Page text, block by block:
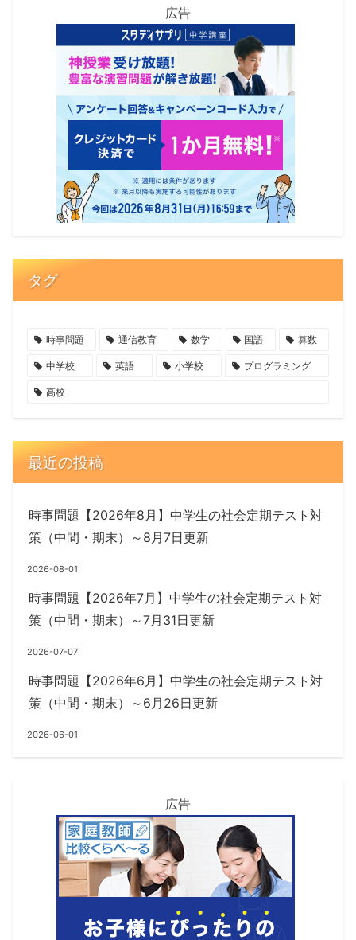
広告
タグ
時事問題 通信教育 数学 国語 算数
中学校 英語 小学校 プログラミング
高校
最近の投稿
時事問題【2026年8月】中学生の社会定期テスト対
策（中間・期末）～8月7日更新
2026-08-01
時事問題【2026年7月】中学生の社会定期テスト対
策（中間・期末）～7月31日更新
2026-07-07
時事問題【2026年6月】中学生の社会定期テスト対
策（中間・期末）～6月26日更新
2026-06-01
広告